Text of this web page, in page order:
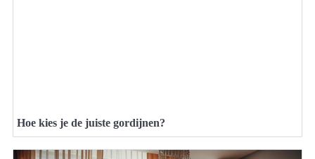
Hoe kies je de juiste gordijnen?